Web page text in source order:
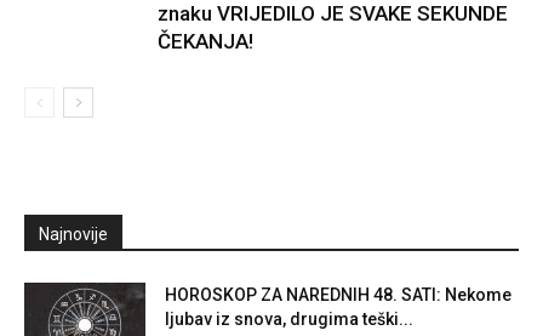
znaku VRIJEDILO JE SVAKE SEKUNDE
ČEKANJA!
Najnovije
HOROSKOP ZA NAREDNIH 48. SATI: Nekome
ljubav iz snova, drugima teški...